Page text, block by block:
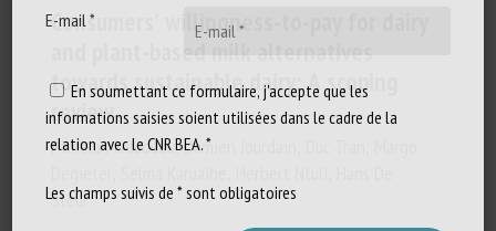
Consumers’ willingness-to-pay for dairy
and plant-based milk alternatives
towards sustainable dairy: A scoping
review
Pamela Madududu, Damien Jourdain, Duc Tran, Margo
Steur
E-mail *
En soumettant ce formulaire, j'accepte que les
informations saisies soient utilisées dans le cadre de la
relation avec le CNR BEA. *
Les champs suivis de * sont obligatoires